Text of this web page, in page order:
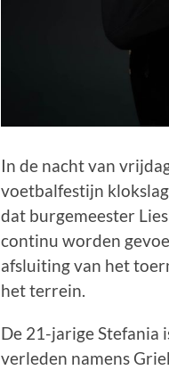
In de nacht van
voetbalfestijn
dat burgemeester
continu worden
afsluiting van het
het terrein.
De 21-jarige Stefania
verleden namens